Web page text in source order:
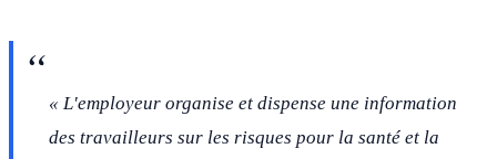
« L'employeur organise et dispense une information
des travailleurs sur les risques pour la santé et la